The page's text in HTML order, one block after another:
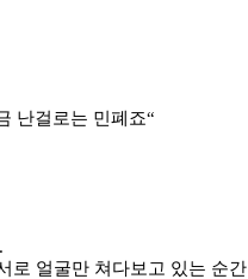
난걸로는 민폐죠“
.
로 얼굴만 쳐다보고 있는 순간